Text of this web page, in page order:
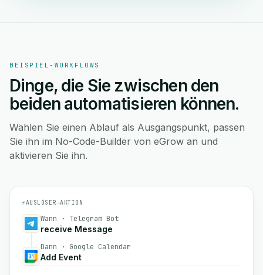
BEISPIEL-WORKFLOWS
Dinge, die Sie zwischen den
beiden automatisieren können.
Wählen Sie einen Ablauf als Ausgangspunkt, passen
Sie ihn im No-Code-Builder von eGrow an und
aktivieren Sie ihn.
⚡AUSLÖSER→AKTION
Wann · Telegram Bot
receive Message
Dann · Google Calendar
Add Event